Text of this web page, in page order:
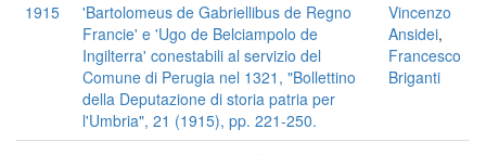
1915
'Bartolomeus de Gabriellibus de Regno
Francie' e 'Ugo de Belciampolo de
Ingilterra' conestabili al servizio del
Comune di Perugia nel 1321, "Bollettino
della Deputazione di storia patria per
l'Umbria", 21 (1915), pp. 221-250.
Vincenzo
Ansidei,
Francesco
Briganti